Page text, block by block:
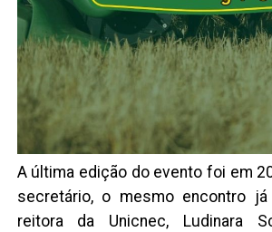
A última edição do evento foi em
secretário, o mesmo encontro
reitora da Unicnec, Ludinara